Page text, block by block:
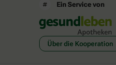
Ein Service von
Über die Kooperation